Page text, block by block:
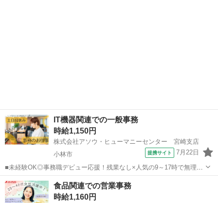
IT機器関連での一般事務
時給1,150円
株式会社アソウ・ヒューマニーセンター 宮崎支店
小林市
提携サイト 7月22日
■未経験OK◎事務職デビュー応援！残業なし×人気の9～17時で無理な
くプライベートと両立♪■車通勤OK＆無料駐車場完備で通勤ラクラク！
土日祝休みでオン・オフばっちりの職場です■地場の安定グループ企業
で活躍のチャンス！じっくり...
宮崎 小林市 一般事務
食品関連での営業事務
時給1,160円